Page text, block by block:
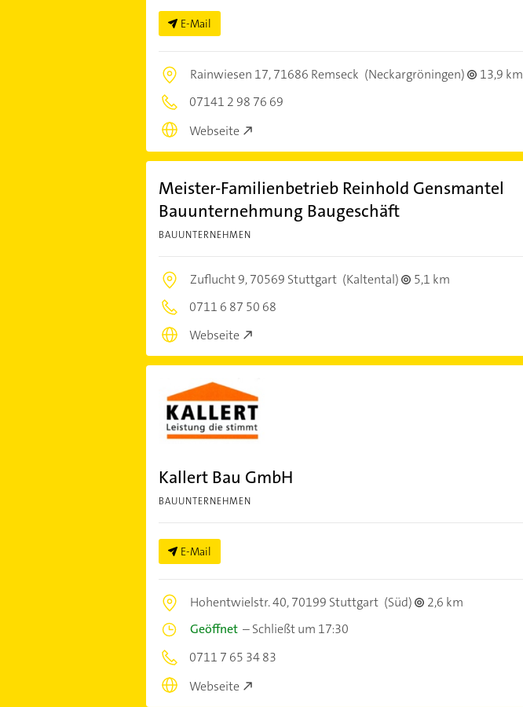
E-Mail
Rainwiesen 17,71686 Remseck (Neckargröningen)
13,9 km
07141 2 98 76 69
Webseite
Meister-Familienbetrieb Reinhold Gensmantel
Bauunternehmung Baugeschäft
BAUUNTERNEHMEN
Zuflucht 9,70569 Stuttgart (Kaltental)
5,1 km
0711 6 87 50 68
Webseite
Kallert Bau GmbH
BAUUNTERNEHMEN
E-Mail
Hohentwielstr. 40,70199 Stuttgart (Süd)
2,6 km
Geöffnet–Schließt um 17:30
0711 7 65 34 83
Webseite